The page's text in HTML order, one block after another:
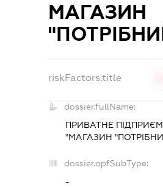
МАГАЗИН
riskFactors.title
dossier.fullName:
ПРИВАТНЕ
"МАГАЗИН
dossier.opfSubType:
-